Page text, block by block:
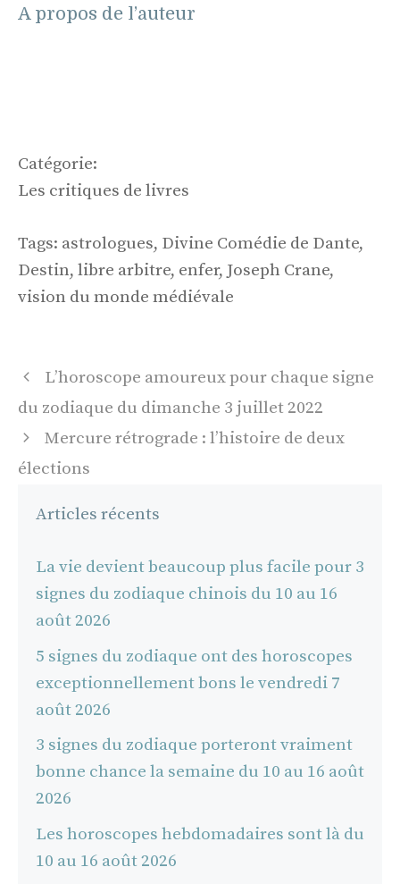
A propos de l’auteur
Catégorie:
Les critiques de livres
Tags: astrologues, Divine Comédie de Dante,
Destin, libre arbitre, enfer, Joseph Crane,
vision du monde médiévale
Navigation
des
L’horoscope amoureux pour chaque signe
du zodiaque du dimanche 3 juillet 2022
Mercure rétrograde : l’histoire de deux
élections
Articles récents
La vie devient beaucoup plus facile pour 3
signes du zodiaque chinois du 10 au 16
août 2026
5 signes du zodiaque ont des horoscopes
exceptionnellement bons le vendredi 7
août 2026
3 signes du zodiaque porteront vraiment
bonne chance la semaine du 10 au 16 août
2026
Les horoscopes hebdomadaires sont là du
10 au 16 août 2026